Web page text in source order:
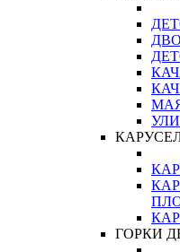
ГОРКИ